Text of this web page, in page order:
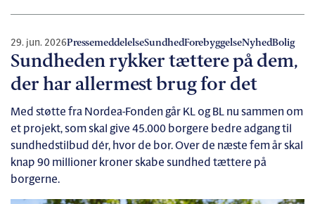
29. jun. 2026PressemeddelelseSundhedForebyggelseNyhedBolig
Sundheden rykker tættere på dem,
der har allermest brug for det
Med støtte fra Nordea-Fonden går KL og BL nu sammen om
et projekt, som skal give 45.000 borgere bedre adgang til
sundhedstilbud dér, hvor de bor. Over de næste fem år skal
knap 90 millioner kroner skabe sundhed tættere på
borgerne.